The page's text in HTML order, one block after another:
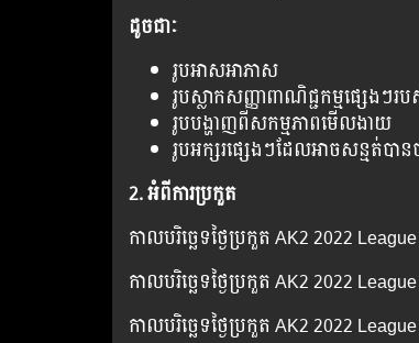
ដូចជាៈ
រូបអាសអាភាស
រូបស្លាកសញ្ញាពាណិជ្ជកម្មផ្សេងៗរ
រូបបង្ហាញពីសកម្មភាពមើលងាយ
រូបអក្សរផ្សេងៗដែលអាចសន្មត់បា
2. អំពីការប្រកួត
កាលបរិច្ឆេទថ្ងៃប្រកួត AK2 2022
កាលបរិច្ឆេទថ្ងៃប្រកួត AK2 2022
កាលបរិច្ឆេទថ្ងៃប្រកួត AK2 2022